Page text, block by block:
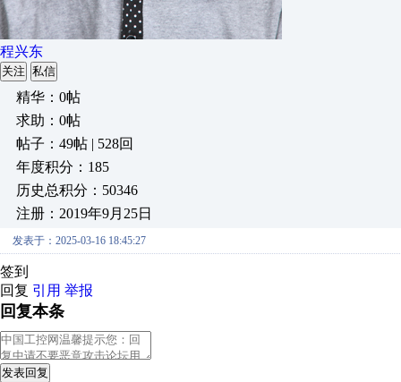
程兴东
关注 私信
精华：0帖
求助：0帖
帖子：49帖 | 528回
年度积分：185
历史总积分：50346
注册：2019年9月25日
发表于：2025-03-16 18:45:27
签到
回复 引用 举报
回复本条
发表回复